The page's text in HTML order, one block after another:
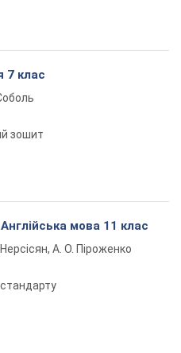
7 клас
зошит
мова 11 клас
А. О. Піроженко
стандарту